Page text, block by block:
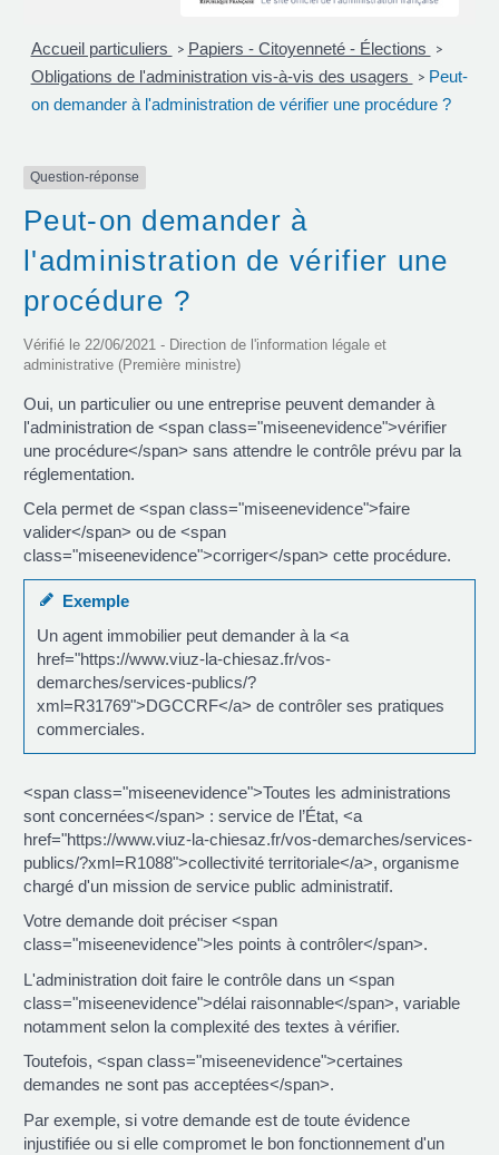
Accueil particuliers > Papiers - Citoyenneté - Élections >
Obligations de l'administration vis-à-vis des usagers > Peut-
on demander à l'administration de vérifier une procédure ?
Question-réponse
Peut-on demander à
l'administration de vérifier une
procédure ?
Vérifié le 22/06/2021 - Direction de l'information légale et
administrative (Première ministre)
Oui, un particulier ou une entreprise peuvent demander à
l'administration de <span class="miseenevidence">vérifier
une procédure</span> sans attendre le contrôle prévu par la
réglementation.
Cela permet de <span class="miseenevidence">faire
valider</span> ou de <span
class="miseenevidence">corriger</span> cette procédure.
Exemple
Un agent immobilier peut demander à la <a
href="https://www.viuz-la-chiesaz.fr/vos-
demarches/services-publics/?
xml=R31769">DGCCRF</a> de contrôler ses pratiques
commerciales.
<span class="miseenevidence">Toutes les administrations
sont concernées</span> : service de l’État, <a
href="https://www.viuz-la-chiesaz.fr/vos-demarches/services-
publics/?xml=R1088">collectivité territoriale</a>, organisme
chargé d'un mission de service public administratif.
Votre demande doit préciser <span
class="miseenevidence">les points à contrôler</span>.
L'administration doit faire le contrôle dans un <span
class="miseenevidence">délai raisonnable</span>, variable
notamment selon la complexité des textes à vérifier.
Toutefois, <span class="miseenevidence">certaines
demandes ne sont pas acceptées</span>.
Par exemple, si votre demande est de toute évidence
injustifiée ou si elle compromet le bon fonctionnement d'un